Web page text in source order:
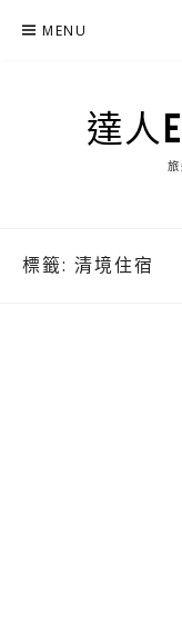
MENU
達人
標籤: 清境住宿